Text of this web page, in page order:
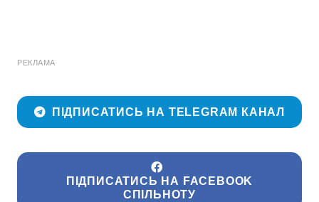
РЕКЛАМА
ПІДПИСАТИСЬ НА TELEGRAM КАНАЛ
ПІДПИСАТИСЬ НА FACEBOOK
СПІЛЬНОТУ